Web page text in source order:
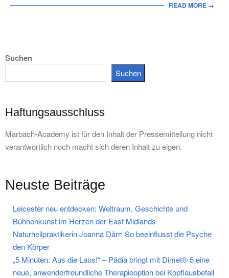
READ MORE →
Suchen
Suchen
Haftungsausschluss
Marbach-Academy ist für den Inhalt der Pressemitteilung nicht
verantwortlich noch macht sich deren Inhalt zu eigen.
Neuste Beiträge
Leicester neu entdecken: Weltraum, Geschichte und
Bühnenkunst im Herzen der East Midlands
Naturheilpraktikerin Joanna Därr: So beeinflusst die Psyche
den Körper
„5 Minuten: Aus die Laus!“ – Pädia bringt mit Dimet® 5 eine
neue, anwenderfreundliche Therapieoption bei Kopflausbefall